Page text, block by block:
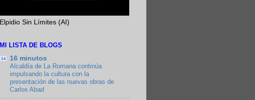
Elpidio Sin Límites (AI)
MI LISTA DE BLOGS
16 minutos
Alcaldía de La Romana continúa
impulsando la cultura con la
presentación de las nuevas obras de
Carlos Abad